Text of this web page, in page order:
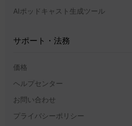
AIポッドキャスト生成ツール
サポート・法務
価格
ヘルプセンター
お問い合わせ
プライバシーポリシー